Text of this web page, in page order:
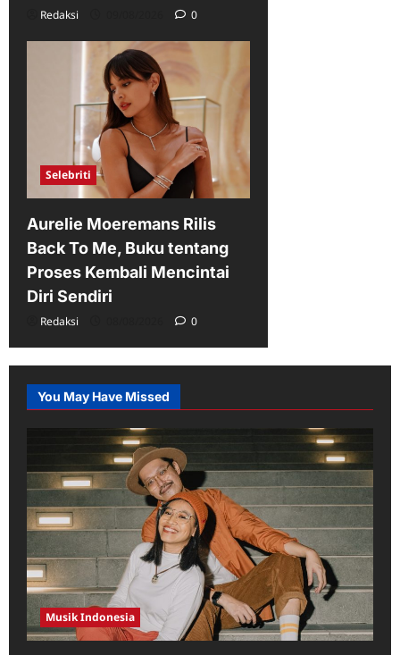
Redaksi 0
Selebriti
Aurelie Moeremans Rilis
Back To Me, Buku tentang
Proses Kembali Mencintai
Diri Sendiri
Redaksi 0
You May Have Missed
Musik Indonesia